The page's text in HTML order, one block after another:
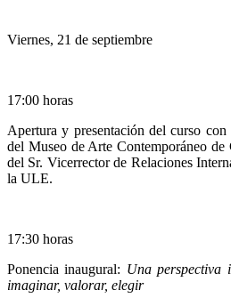
Viernes, 21 de septiembre
17:00 horas
Apertura y presentación del curso
del Museo de Arte Contemporáneo
del Sr. Vicerrector de Relaciones
la ULE.
17:30 horas
Ponencia inaugural: Una perspectiva
imaginar, valorar, elegir